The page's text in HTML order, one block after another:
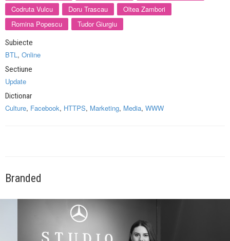
Codruta Vulcu
Doru Trascau
Oltea Zambori
Romina Popescu
Tudor Giurgiu
Subiecte
BTL, Online
Sectiune
Update
Dictionar
Culture, Facebook, HTTPS, Marketing, Media, WWW
Branded